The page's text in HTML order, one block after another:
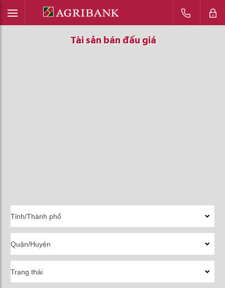
Tài sản bán đấu giá
Tài sản bán đấu giá
Tài sản bán đấu giá